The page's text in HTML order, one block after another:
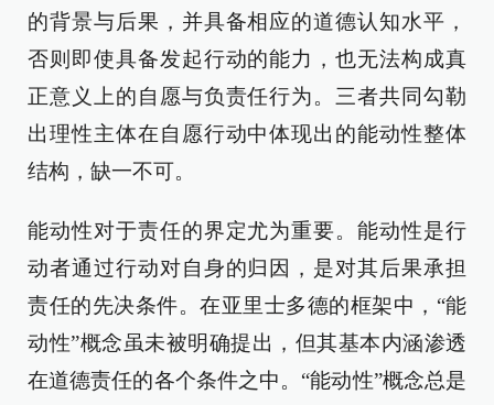
的背景与后果，并具备相应的道德认知水平，
否则即使具备发起行动的能力，也无法构成真
正意义上的自愿与负责任行为。三者共同勾勒
出理性主体在自愿行动中体现出的能动性整体
结构，缺一不可。
能动性对于责任的界定尤为重要。能动性是行
动者通过行动对自身的归因，是对其后果承担
责任的先决条件。在亚里士多德的框架中，“能
动性”概念虽未被明确提出，但其基本内涵渗透
在道德责任的各个条件之中。“能动性”概念总是